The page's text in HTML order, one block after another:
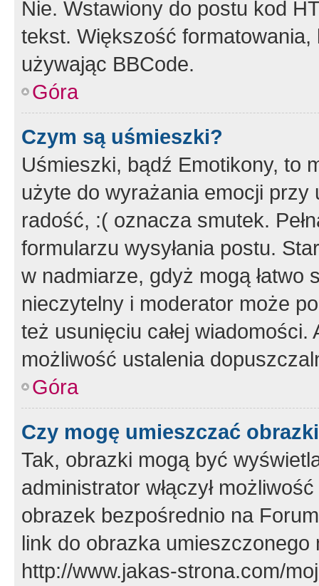
Nie. Wstawiony do postu kod
tekst. Większość
używając BBCode.
Góra
Czym są uśmieszki?
Uśmieszki, bądź Emotikony, to
użyte do wyrażania emocji
radość, :( oznacza smutek.
formularzu wysyłania postu.
w nadmiarze, gdyż mogą
nieczytelny i moderator może
też usunięciu całej
możliwość ustalenia
Góra
Czy mogę umieszczać
Tak, obrazki mogą być
administrator włączył
obrazek bezpośrednio na
link do obrazka
http://www.jakas-strona.com/